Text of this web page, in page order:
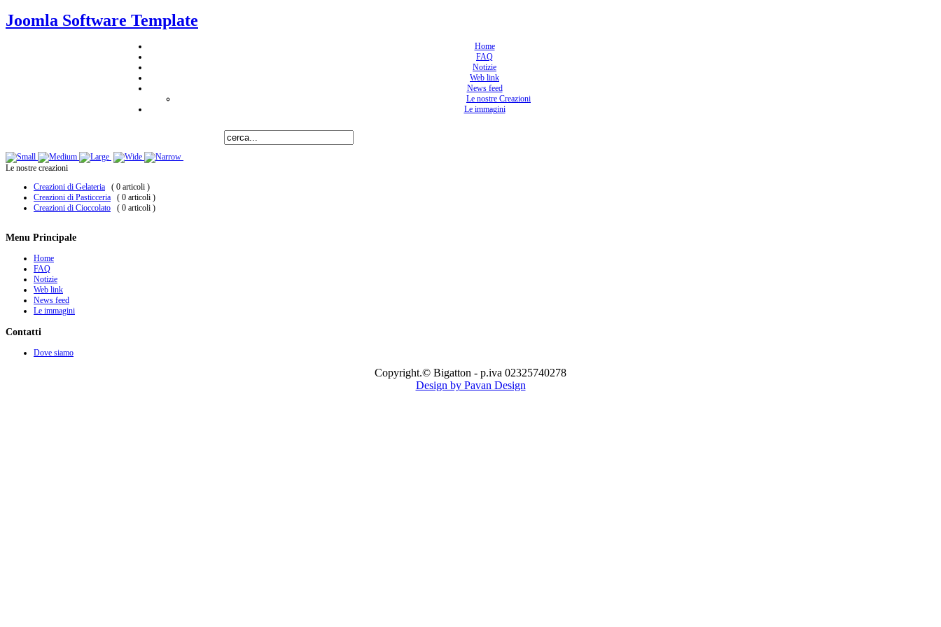
Joomla Software Template
Home
FAQ
Notizie
Web link
News feed
Le nostre Creazioni
Le immagini
Le nostre creazioni
Creazioni di Gelateria
( 0 articoli )
Creazioni di Pasticceria
( 0 articoli )
Creazioni di Cioccolato
( 0 articoli )
Menu Principale
Home
FAQ
Notizie
Web link
News feed
Le immagini
Contatti
Dove siamo
Copyright.© Bigatton - p.iva 02325740278
Design by Pavan Design